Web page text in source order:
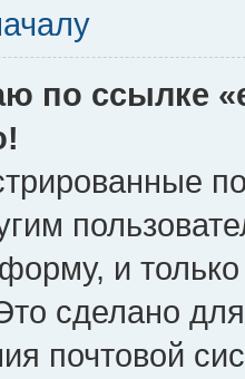
по ссылке
и
сделано
почтовой